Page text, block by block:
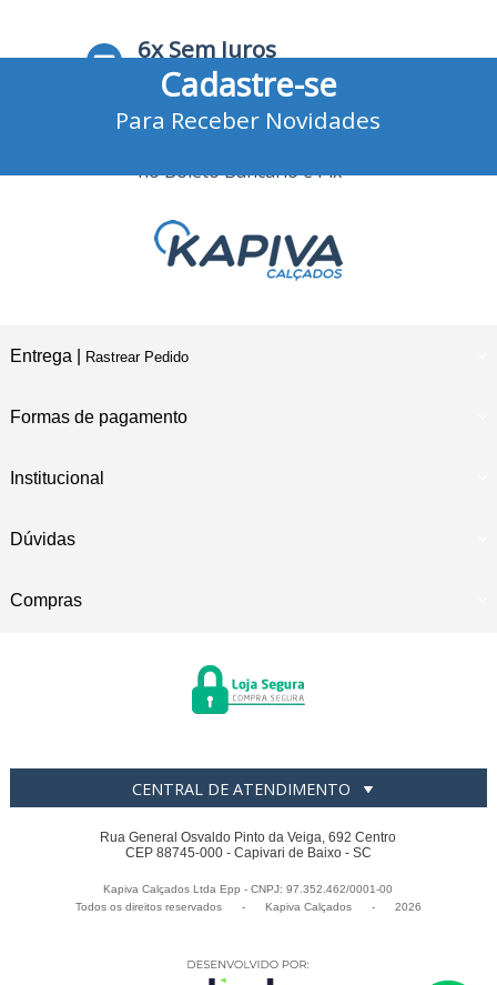
6x Sem Juros
no Cartão de Crédito
no Boleto Bancário e Pix
Cadastre-se
Para Receber Novidades
Entrega | Rastrear Pedido
Formas de pagamento
Institucional
Dúvidas
Compras
CENTRAL DE ATENDIMENTO
Rua General Osvaldo Pinto da Veiga, 692 Centro
CEP 88745-000 - Capivari de Baixo - SC
Kapiva Calçados Ltda Epp - CNPJ: 97.352.462/0001-00
Todos os direitos reservados
- Kapiva Calçados - 2026